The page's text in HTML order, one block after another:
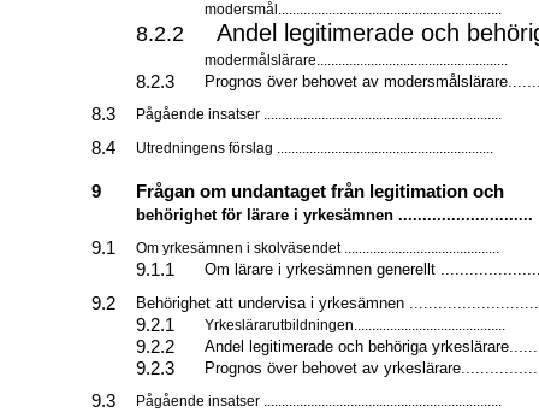
modersmål..............................................................
8.2.2 Andel legitimerade och
modermålslärare.....................................................
8.2.3 Prognos över behovet av
8.3 Pågående insatser ..................................................................
8.4 Utredningens förslag ............................................................
9 Frågan om undantaget från legitimation och
behörighet för lärare i yrkesämnen ............................
9.1 Om yrkesämnen i skolväsendet ...........................................
9.1.1 Om lärare i yrkesämnen generellt
9.2 Behörighet att undervisa i yrkesämnen
9.2.1 Yrkeslärarutbildningen..........................................
9.2.2 Andel legitimerade och behöriga
9.2.3 Prognos över behovet av
9.3 Pågående insatser ..................................................................